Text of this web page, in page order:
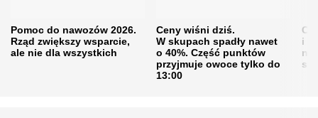
Pomoc do nawozów 2026.
Rząd zwiększy wsparcie,
ale nie dla wszystkich
Ceny wiśni dziś.
W skupach spadły nawet
o 40%. Część punktów
przyjmuje owoce tylko do
13:00
i